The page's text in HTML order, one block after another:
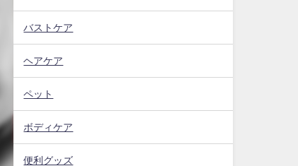
バストケア
ヘアケア
ペット
ボディケア
便利グッズ